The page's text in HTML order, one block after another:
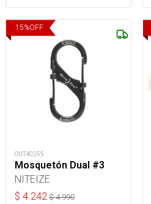
15%OFF
OUT40255
Mosquetón Dual #3
NITEIZE
$ 4.242 $4.990